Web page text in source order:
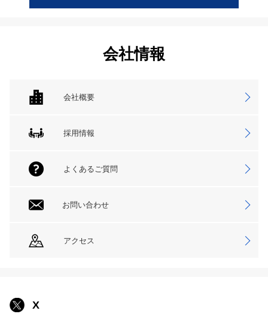
会社情報
会社概要
採用情報
よくあるご質問
お問い合わせ
アクセス
X